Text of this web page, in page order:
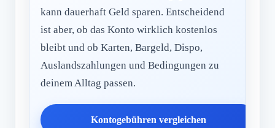
kann dauerhaft Geld sparen. Entscheidend
ist aber, ob das Konto wirklich kostenlos
bleibt und ob Karten, Bargeld, Dispo,
Auslandszahlungen und Bedingungen zu
deinem Alltag passen.
Kontogebühren vergleichen